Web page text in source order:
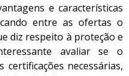
e características
entre as ofertas o
diz respeito à proteção e
avaliar se o
necessárias,